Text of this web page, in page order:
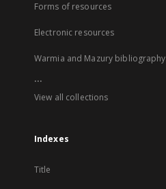
Forms of resources
Electronic resources
Warmia and Mazury bibliography
...
View all collections
Indexes
Title